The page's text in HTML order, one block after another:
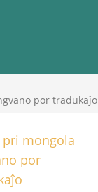
por tradukaĵo
pri mongola
por